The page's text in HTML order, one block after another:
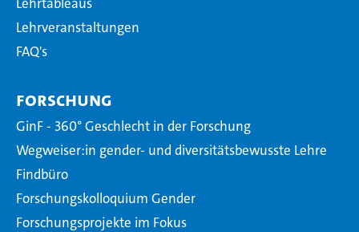
Lehrveranstaltungen
FAQ's
Forschung
GinF - 360° Geschlecht in der Forschung
Wegweiser:in gender- und diversitätsbewusste Lehre
Findbüro
Forschungskolloquium Gender
Forschungsprojekte im Fokus